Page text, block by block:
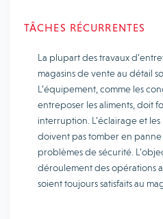
TÂCHES RÉCURRENTES
La plupart des travaux
magasins de vente au détail
L’équipement, comme les
entreposer les aliments, doit
interruption. L’éclairage et
doivent pas tomber en
problèmes de sécurité.
déroulement des opérations
soient toujours satisfaits au